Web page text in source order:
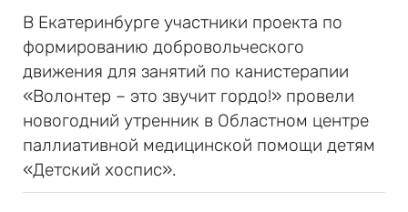
В Екатеринбурге участники проекта по
формированию добровольческого
движения для занятий по канистерапии
«Волонтер – это звучит гордо!» провели
новогодний утренник в Областном центре
паллиативной медицинской помощи детям
«Детский хоспис».